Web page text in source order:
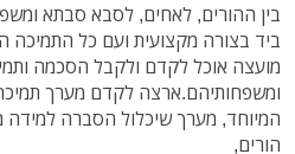
בין ההורים, לאחים, לסבא סבתא
ביד בצורה מקצועית ועם כל
מועצה אוכל לקדם ולקבל הסכמה
ומשפחותיהם.ארצה לקדם מערך תמיכה
המיוחד, מערך שיכלול הסברה למידה
הורים,